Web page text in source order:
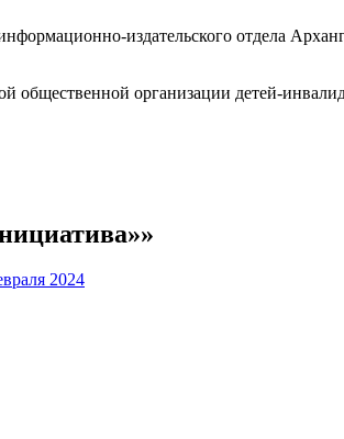
издательского отдела
общественной организации детей-
2024